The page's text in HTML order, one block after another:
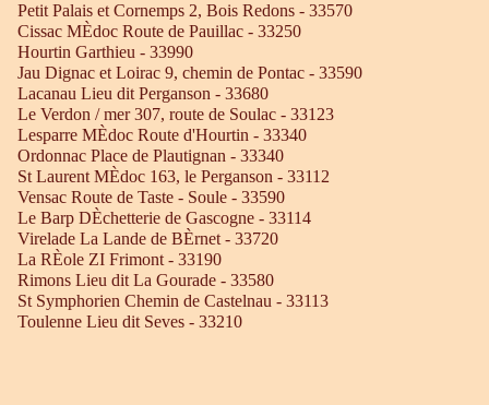
Petit Palais et Cornemps 2, Bois Redons - 33570
Cissac MÈdoc Route de Pauillac - 33250
Hourtin Garthieu - 33990
Jau Dignac et Loirac 9, chemin de Pontac - 33590
Lacanau Lieu dit Perganson - 33680
Le Verdon / mer 307, route de Soulac - 33123
Lesparre MÈdoc Route d'Hourtin - 33340
Ordonnac Place de Plautignan - 33340
St Laurent MÈdoc 163, le Perganson - 33112
Vensac Route de Taste - Soule - 33590
Le Barp DÈchetterie de Gascogne - 33114
Virelade La Lande de BÈrnet - 33720
La RÈole ZI Frimont - 33190
Rimons Lieu dit La Gourade - 33580
St Symphorien Chemin de Castelnau - 33113
Toulenne Lieu dit Seves - 33210